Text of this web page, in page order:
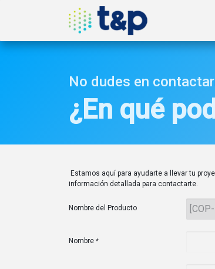
No dudes en
¿En qué
Estamos aquí para ayudarte a llevar tu
información detallada para contactarte.
Nombre del Producto
Nombre *